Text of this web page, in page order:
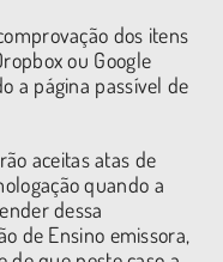
dos itens
ou Google
a página passível de
aceitas atas de
quando a
dessa
de Ensino emissora,